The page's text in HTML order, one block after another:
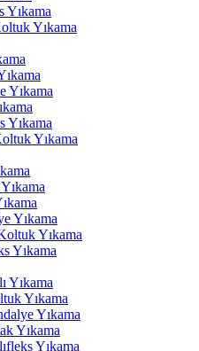
Yıkama
Yıkama
Yıkama
Yıkama
Yıkama
Yıkama
Yıkama
Yıkama
Yıkama
Yıkama
Yıkama
Yıkama
Yıkama